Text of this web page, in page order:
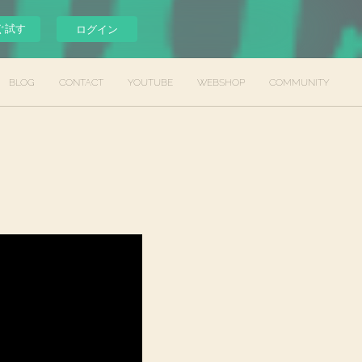
試す ログイン
BLOG CONTACT YOUTUBE WEBSHOP COMMUNITY